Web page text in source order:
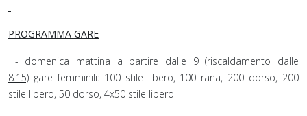
PROGRAMMA GARE
- domenica mattina a partire dalle 9 (riscaldamento dalle
8.15) gare femminili: 100 stile libero, 100 rana, 200 dorso, 200
stile libero, 50 dorso, 4x50 stile libero